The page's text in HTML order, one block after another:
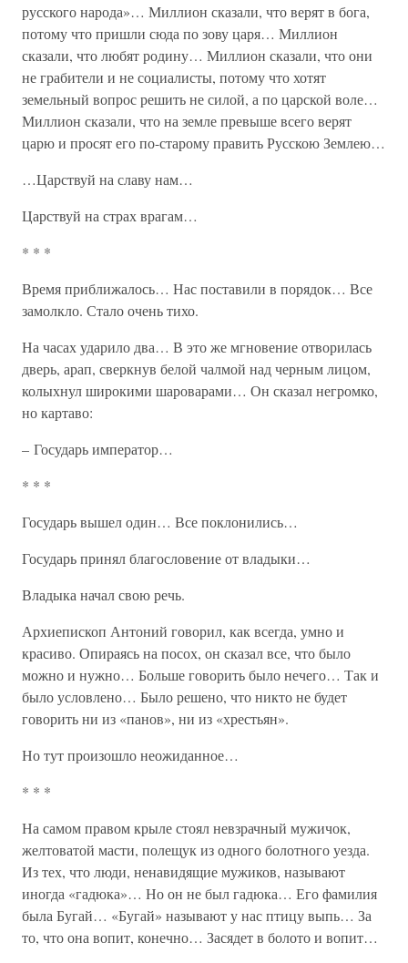
русского народа»… Миллион сказали, что верят в бога,
потому что пришли сюда по зову царя… Миллион
сказали, что любят родину… Миллион сказали, что они
не грабители и не социалисты, потому что хотят
земельный вопрос решить не силой, а по царской воле…
Миллион сказали, что на земле превыше всего верят
царю и просят его по-старому править Русскою Землею…
…Царствуй на славу нам…
Царствуй на страх врагам…
* * *
Время приближалось… Нас поставили в порядок… Все
замолкло. Стало очень тихо.
На часах ударило два… В это же мгновение отворилась
дверь, арап, сверкнув белой чалмой над черным лицом,
колыхнул широкими шароварами… Он сказал негромко,
но картаво:
– Государь император…
* * *
Государь вышел один… Все поклонились…
Государь принял благословение от владыки…
Владыка начал свою речь.
Архиепископ Антоний говорил, как всегда, умно и
красиво. Опираясь на посох, он сказал все, что было
можно и нужно… Больше говорить было нечего… Так и
было условлено… Было решено, что никто не будет
говорить ни из «панов», ни из «хрестьян».
Но тут произошло неожиданное…
* * *
На самом правом крыле стоял невзрачный мужичок,
желтоватой масти, полещук из одного болотного уезда.
Из тех, что люди, ненавидящие мужиков, называют
иногда «гадюка»… Но он не был гадюка… Его фамилия
была Бугай… «Бугай» называют у нас птицу выпь… За
то, что она вопит, конечно… Засядет в болото и вопит…